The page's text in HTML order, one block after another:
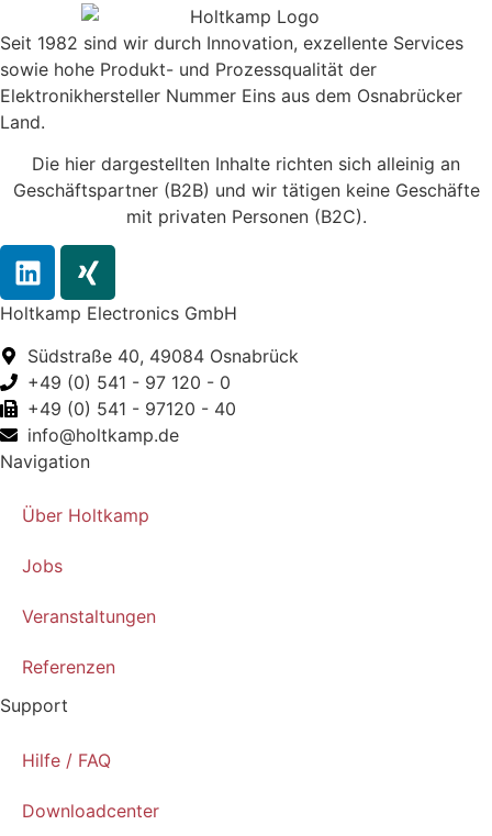
Seit 1982 sind wir durch Innovation, exzellente Services
sowie hohe Produkt- und Prozessqualität der
Elektronikhersteller Nummer Eins aus dem Osnabrücker
Land.
Die hier dargestellten Inhalte richten sich alleinig an
Geschäftspartner (B2B) und wir tätigen keine Geschäfte
mit privaten Personen (B2C).
Holtkamp Electronics GmbH
Südstraße 40, 49084 Osnabrück
+49 (0) 541 - 97 120 - 0
+49 (0) 541 - 97120 - 40
info@holtkamp.de
Navigation
Über Holtkamp
Jobs
Veranstaltungen
Referenzen
Support
Hilfe / FAQ
Downloadcenter